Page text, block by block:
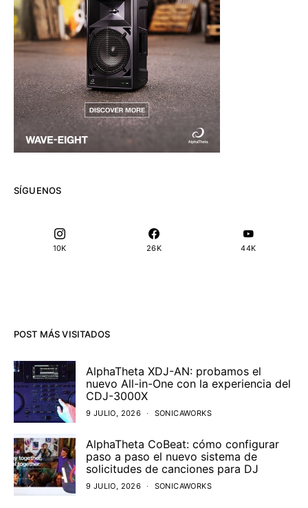
SÍGUENOS
10K 26K 44K
POST MÁS VISITADOS
AlphaTheta XDJ-AN: probamos el
nuevo All-in-One con la experiencia del
CDJ-3000X
9 JULIO, 2026 SONICAWORKS
AlphaTheta CoBeat: cómo configurar
paso a paso el nuevo sistema de
solicitudes de canciones para DJ
9 JULIO, 2026 SONICAWORKS